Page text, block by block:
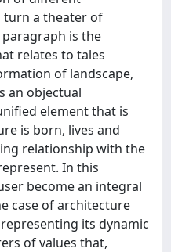
turn a theater of
is the
relates to tales
of landscape,
an objectual
element that is
is born, lives and
relationship with the
In this
become an integral
case of architecture
its dynamic
of values that,